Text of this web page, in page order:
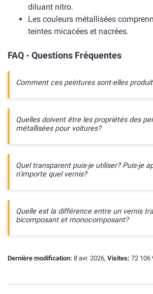
diluant nitro.
Les couleurs métallisées
teintes micacées et nacrées.
FAQ - Questions Fréquentes
Comment ces peintures sont-elles
Quelles doivent être les propriétés des
métallisées pour voitures?
Quel transparent puis-je utiliser? Puis-je
n'importe quel vernis?
Quelle est la différence entre un vernis
bicomposant et monocomposant?
Dernière modification: 8 avr. 2026, Visites: 72 106